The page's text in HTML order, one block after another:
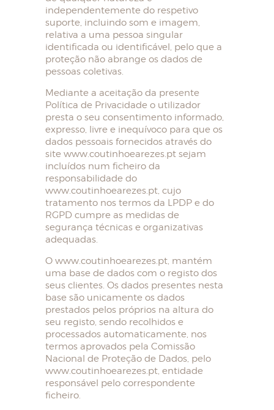
independentemente do respetivo
suporte, incluindo som e imagem,
relativa a uma pessoa singular
identificada ou identificável, pelo que a
proteção não abrange os dados de
pessoas coletivas.
Mediante a aceitação da presente
Política de Privacidade o utilizador
presta o seu consentimento informado,
expresso, livre e inequívoco para que os
dados pessoais fornecidos através do
site www.coutinhoearezes.pt sejam
incluídos num ficheiro da
responsabilidade do
www.coutinhoearezes.pt, cujo
tratamento nos termos da LPDP e do
RGPD cumpre as medidas de
segurança técnicas e organizativas
adequadas.
O www.coutinhoearezes.pt, mantém
uma base de dados com o registo dos
seus clientes. Os dados presentes nesta
base são unicamente os dados
prestados pelos próprios na altura do
seu registo, sendo recolhidos e
processados automaticamente, nos
termos aprovados pela Comissão
Nacional de Proteção de Dados, pelo
www.coutinhoearezes.pt, entidade
responsável pelo correspondente
ficheiro.